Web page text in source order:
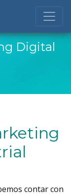
Digital
contar con